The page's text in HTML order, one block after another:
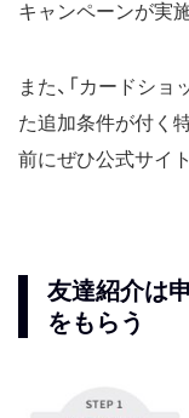
キャンペーンが実
また、「カードシ
た追加条件が付く
前にぜひ公式サイ
友達紹介は
をもらう